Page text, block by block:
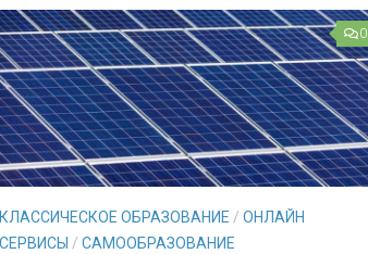
0
КЛАССИЧЕСКОЕ ОБРАЗОВАНИЕ / ОНЛАЙН
СЕРВИСЫ / САМООБРАЗОВАНИЕ